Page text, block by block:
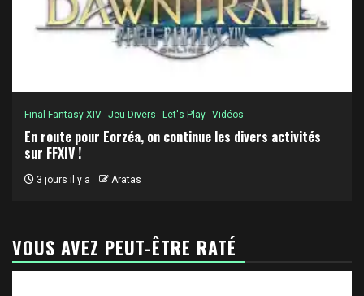
Final Fantasy XIV Jeu Divers Let's Play Vidéos
En route pour Eorzéa, on continue les divers activités
sur FFXIV !
3 jours il y a Aratas
VOUS AVEZ PEUT-ÊTRE RATÉ